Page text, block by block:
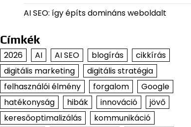
AI SEO: így építs domináns weboldalt
Címkék
2026 AI AI SEO blogírás
cikkírás
digitális marketing
digitális stratégia
felhasználói élmény
forgalom
Google
hatékonyság
hibák innováció
jövő
keresőoptimalizálás
kommunikáció